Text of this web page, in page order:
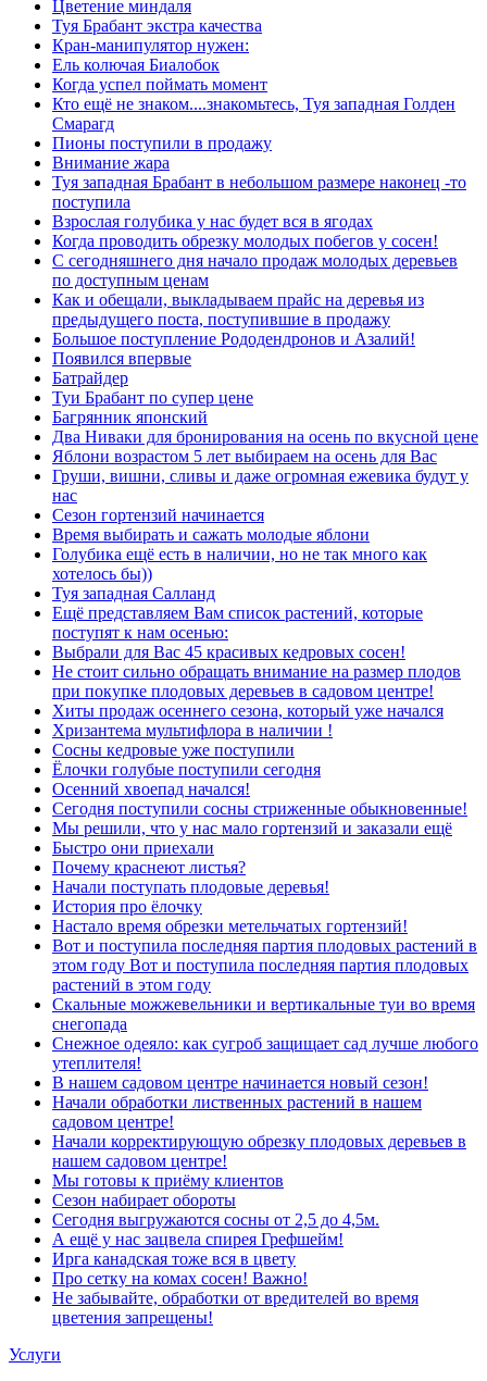
Цветение миндаля
Туя Брабант экстра качества
Кран-манипулятор нужен:
Ель колючая Биалобок
Когда успел поймать момент
Кто ещё не знаком....знакомьтесь, Туя западная Голден
Смарагд
Пионы поступили в продажу
Внимание жара
Туя западная Брабант в небольшом размере наконец -то
поступила
Взрослая голубика у нас будет вся в ягодах
Когда проводить обрезку молодых побегов у сосен!
С сегодняшнего дня начало продаж молодых деревьев
по доступным ценам
Как и обещали, выкладываем прайс на деревья из
предыдущего поста, поступившие в продажу
Большое поступление Рододендронов и Азалий!
Появился впервые
Батрайдер
Туи Брабант по супер цене
Багрянник японский
Два Ниваки для бронирования на осень по вкусной цене
Яблони возрастом 5 лет выбираем на осень для Вас
Груши, вишни, сливы и даже огромная ежевика будут у
нас
Сезон гортензий начинается
Время выбирать и сажать молодые яблони
Голубика ещё есть в наличии, но не так много как
хотелось бы))
Туя западная Салланд
Ещё представляем Вам список растений, которые
поступят к нам осенью:
Выбрали для Вас 45 красивых кедровых сосен!
Не стоит сильно обращать внимание на размер плодов
при покупке плодовых деревьев в садовом центре!
Хиты продаж осеннего сезона, который уже начался
Хризантема мультифлора в наличии !
Сосны кедровые уже поступили
Ёлочки голубые поступили сегодня
Осенний хвоепад начался!
Сегодня поступили сосны стриженные обыкновенные!
Мы решили, что у нас мало гортензий и заказали ещё
Быстро они приехали
Почему краснеют листья?
Начали поступать плодовые деревья!
История про ёлочку
Настало время обрезки метельчатых гортензий!
Вот и поступила последняя партия плодовых растений в
этом году Вот и поступила последняя партия плодовых
растений в этом году
Скальные можжевельники и вертикальные туи во время
снегопада
Снежное одеяло: как сугроб защищает сад лучше любого
утеплителя!
В нашем садовом центре начинается новый сезон!
Начали обработки лиственных растений в нашем
садовом центре!
Начали корректирующую обрезку плодовых деревьев в
нашем садовом центре!
Мы готовы к приёму клиентов
Сезон набирает обороты
Сегодня выгружаются сосны от 2,5 до 4,5м.
А ещё у нас зацвела спирея Грефшейм!
Ирга канадская тоже вся в цвету
Про сетку на комах сосен! Важно!
Не забывайте, обработки от вредителей во время
цветения запрещены!
Услуги